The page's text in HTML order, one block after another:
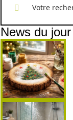
News du jour